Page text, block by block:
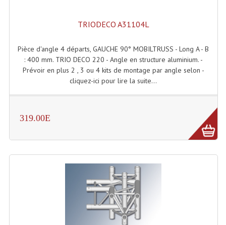
Flight-Case CDs Et Disques Vinyls
Flight-Case Pour Contrôleur DJ
Meubles DJ
Rack 19" Standard Betonex
Sac Trolley De Transport
Sacs & Housses De Transport
TRIODECO A31104L
Pièce d'angle 4 départs, GAUCHE 90° MOBILTRUSS - Long A - B
: 400 mm. TRIO DECO 220 - Angle en structure aluminium. -
Prévoir en plus 2 , 3 ou 4 kits de montage par angle selon -
cliquez-ici pour lire la suite...
319.00E